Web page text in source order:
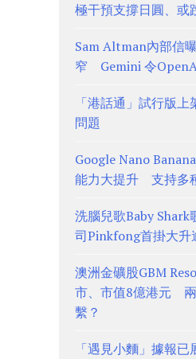
極干預支撐日圓、或
Sam Altman內部信
窄 Gemini 令
「港話通」試行版
問題
Google Nano
能力大提升 支持多
洗腦兒歌Baby
司Pinkfong首掛大升
澳洲金礦股GBM
市、市值8億港元
繫？
「遇見小麵」據報